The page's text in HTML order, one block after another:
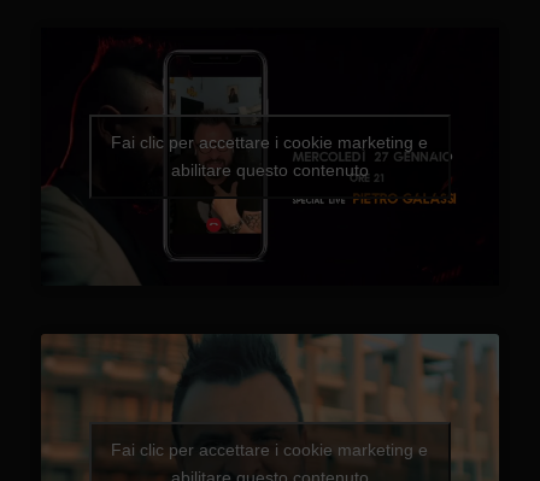
Fai clic per accettare i cookie marketing e
abilitare questo contenuto
Fai clic per accettare i cookie marketing e
abilitare questo contenuto